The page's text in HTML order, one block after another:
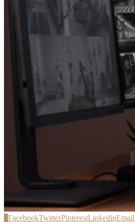
FacebookTwitterPinterestLinkedinEmail